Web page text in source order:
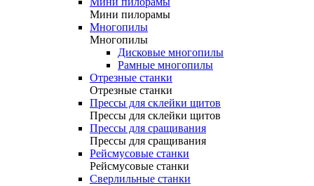
Мини пилорамы
Многопилы
Многопилы
Дисковые многопилы
Рамные многопилы
Отрезные станки
Отрезные станки
Прессы для склейки щитов
Прессы для склейки щитов
Прессы для сращивания
Прессы для сращивания
Рейсмусовые станки
Рейсмусовые станки
Сверлильные станки